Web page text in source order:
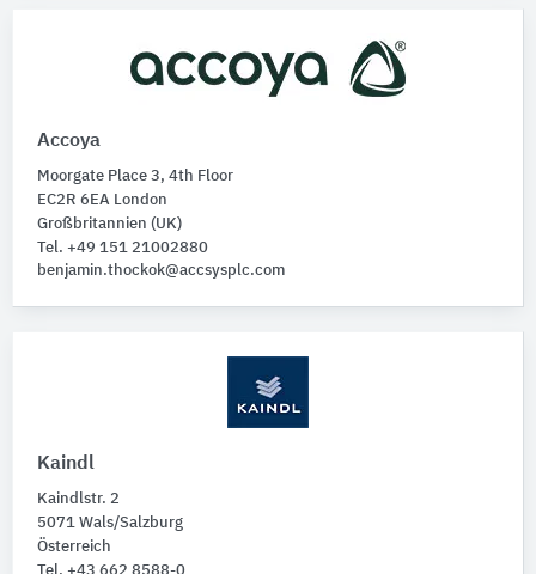
Accoya
Moorgate Place 3, 4th Floor
EC2R 6EA London
Großbritannien (UK)
Tel. +49 151 21002880
benjamin.thockok@accsysplc.com
Kaindl
Kaindlstr. 2
5071 Wals/Salzburg
Österreich